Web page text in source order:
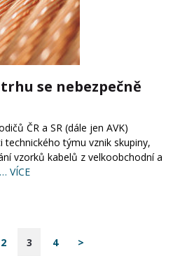
se nebezpečně
ČR a SR (dále jen AVK)
týmu vznik skupiny,
vzorků kabelů z velkoobchodní a
… VÍCE
2 3 4 >